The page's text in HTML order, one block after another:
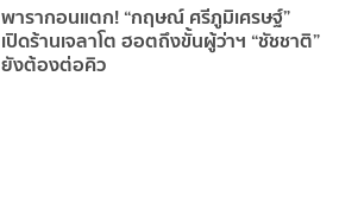
พารากอนแตก! “กฤษณ์ ศรีภูมิเศรษฐ์”
เปิดร้านเจลาโต ฮอตถึงขั้นผู้ว่าฯ “ชัชชาติ”
ยังต้องต่อคิว